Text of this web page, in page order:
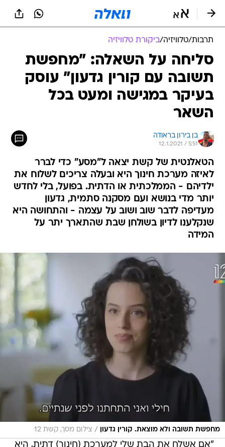
תרבות/טלוויזיה/ביקורת טלוויזיה
סליחה על השאלה: "מחפשת
תשובה עם קורין גדעון" עוסק
בעיקר במגישה ומעט בכל
השאר
בן בירון בראודה
12.1.2021 / 5:51
הטאלנטית של קשת יצאה ל"מסע" כדי לברר
לאיזה מערכת חינוך היא ובעלה צריכים לשלוח את
ילדיהם - הממלכתית או הדתית. בפועל, בלי לחדש
יותר מדי בנושא ועם מסקנה סתמית, גדעון
מעדיפה לדבר שוב ושוב על עצמה - והתחושה היא
שנקלענו לדיון בשולחן שבת שהתארך יתר על
המידה
מחפשת תשובה ולא מוצאת. קורין גדעון / צילום מסך, קשת 12
"אם אשלח את הבת שלי למערכת (חינוך) דתית, היא